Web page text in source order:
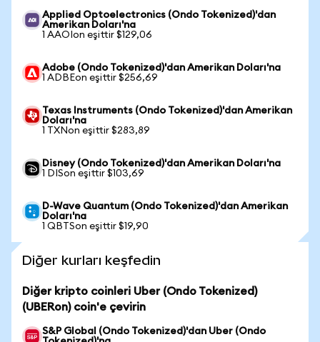
Applied Optoelectronics (Ondo Tokenized)'dan
Amerikan Doları'na
1 AAOIon eşittir $129,06
Adobe (Ondo Tokenized)'dan Amerikan Doları'na
1 ADBEon eşittir $256,69
Texas Instruments (Ondo Tokenized)'dan Amerikan
Doları'na
1 TXNon eşittir $283,89
Disney (Ondo Tokenized)'dan Amerikan Doları'na
1 DISon eşittir $103,69
D-Wave Quantum (Ondo Tokenized)'dan Amerikan
Doları'na
1 QBTSon eşittir $19,90
Diğer kurları keşfedin
Diğer kripto coinleri Uber (Ondo Tokenized)
(UBERon) coin'e çevirin
S&P Global (Ondo Tokenized)'dan Uber (Ondo